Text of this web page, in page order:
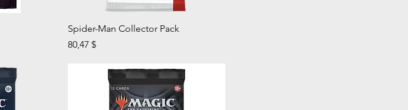
Aperçu rapide
Spider-Man Collector Pack
Prix
80,47 $